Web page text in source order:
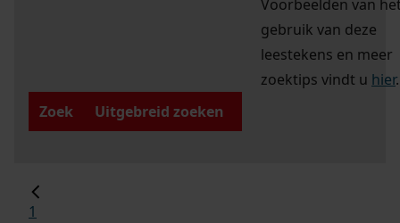
Voorbeelden van
gebruik van deze
leestekens en meer
zoektips vindt u hier.
Zoek
Uitgebreid zoeken
1